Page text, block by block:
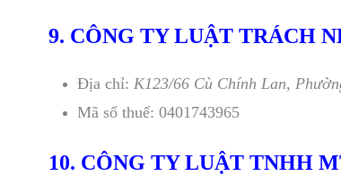
9. CÔNG TY LUẬT TRÁCH
Địa chỉ: K123/66 Cù Chính Lan,
Mã số thuế: 0401743965
10. CÔNG TY LUẬT TNHH